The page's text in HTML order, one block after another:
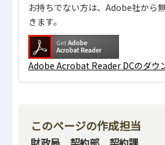
お持ちでない方は、Adobe社から
きます。
Adobe Acrobat Reader DCのダウ
このページの作成担当